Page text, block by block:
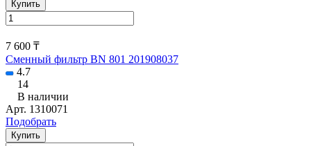
Купить
7 600 ₸
Сменный фильтр BN 801 201908037
4.7
14
В наличии
Арт. 1310071
Подобрать
Купить